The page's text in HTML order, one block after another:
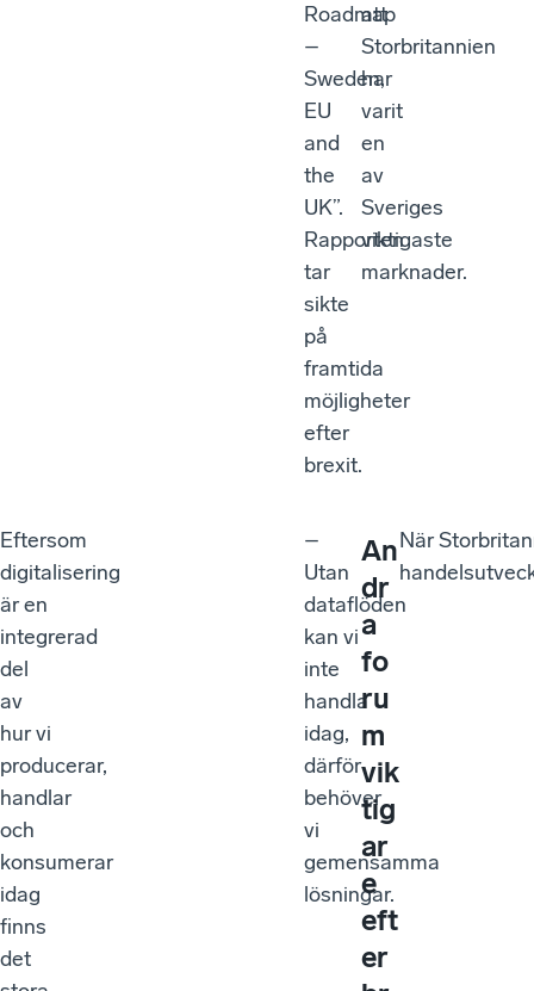
Roadmap
–
Sweden,
EU
and
the
UK”.
Rapporten
tar
sikte
på
framtida
möjligheter
efter
brexit.
att
Storbritannien
har
varit
en
av
Sveriges
viktigaste
marknader.
Eftersom
digitalisering
är en
integrerad
del
av
hur vi
producerar,
handlar
och
konsumerar
idag
finns
det
–
Utan
dataflöden
kan vi
inte
handla
idag,
därför
behöver
vi
gemensamma
lösningar.
An
dr
a
fo
ru
m
vik
tig
ar
e
eft
er
När